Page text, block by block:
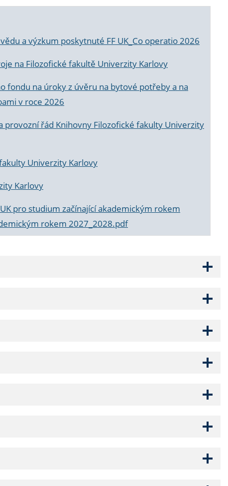
a výzkum poskytnuté FF UK_Co operatio 2026
na Filozofické fakultě Univerzity Karlovy
fondu na úroky z úvěru na bytové potřeby a na
v roce 2026
provozní řád Knihovny Filozofické fakulty Univerzity
Univerzity Karlovy
Karlovy
pro studium začínající akademickým rokem
rokem 2027_2028.pdf